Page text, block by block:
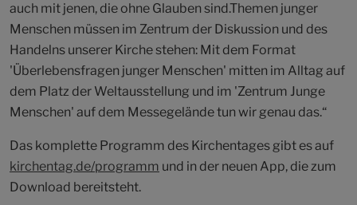
auch mit jenen, die ohne Glauben sind.Themen junger
Menschen müssen im Zentrum der Diskussion und des
Handelns unserer Kirche stehen: Mit dem Format
'Überlebensfragen junger Menschen' mitten im Alltag auf
dem Platz der Weltausstellung und im 'Zentrum Junge
Menschen' auf dem Messegelände tun wir genau das.“
Das komplette Programm des Kirchentages gibt es auf
kirchentag.de/programm und in der neuen App, die zum
Download bereitsteht.